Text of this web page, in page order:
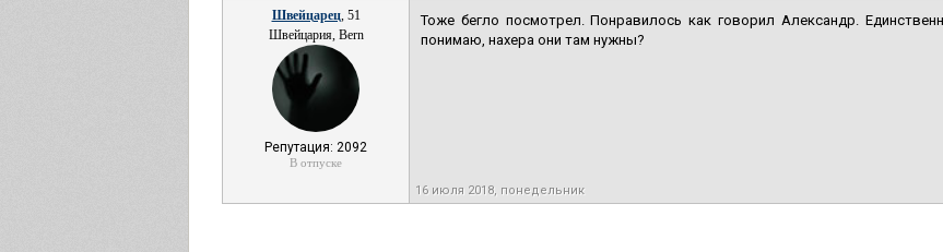
Швейцарец, 51
Швейцария, Bern
Репутация: 2092
В отпуске
Тоже бегло посмотрел. Понравилось как говорил Александр.
понимаю, нахера они там нужны?
16 июля 2018, понедельник